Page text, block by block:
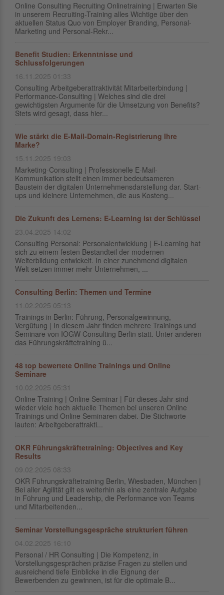
Online Consulting Recruiting Onlinetraining | Erwarten Sie
in unserem Recruiting-Training alles Wichtige über den
aktuellen Status Quo von Employer Branding, Personal-
Marketing und Personal-Rekr...
Benefit Studien: Erkenntnisse und
Schlussfolgerungen
16.11.2025 01:33
Consulting Arbeitgeberattraktivität Mitarbeiterbindung |
Performance-Consulting | Welches sind die drei
gewichtigsten Argumente für die Umsetzung von Benefits?
Stets wird gesagt, dass hier...
Wie stärkt die E-Mail-Domain-Registrierung Ihre
Marke?
15.11.2025 19:03
Marketing-Consulting | Professionelle E-Mail-
Kommunikation stellt einen immer bedeutsameren
Baustein der digitalen Unternehmensdarstellung dar. Start-
ups und kleinere Unternehmen, die aus Kosteng...
Die Zukunft des Lernens: E-Learning ist der Schlüssel
23.04.2025 14:02
Consulting Personal: Personalentwicklung | E-Learning hat
sich zu einem festen Bestandteil der modernen
Weiterbildung entwickelt. In einer zunehmend digitalen
Welt setzen immer mehr Unternehmen, ...
Consulting Berlin: Themen und Termine
11.02.2025 05:13
Trainings in Berlin: Führung, Personalgewinnung,
Vergütung | In diesem Jahr finden mehrere Trainings und
Seminare von IOGW Consulting Berlin statt. Unter anderen
das Führungskräftetraining ü...
48 top bewertete Online Trainings und Online
Seminare
10.02.2025 05:31
Online Training | Online Seminar | Für dieses Jahr sind
wieder viele hoch aktuelle Themen bei unseren Online
Trainings und Online Seminaren dabei. Die Stichworte
lauten: Arbeitgeberattrakti...
OKR Führungskräftetraining: Objectives and Key
Results
09.02.2025 08:33
OKR Führungskräftetraining Berlin, Wiesbaden, München |
Bei aller Agilität gilt es weiterhin als eine zentrale Aufgabe
in Führung und Leadership, die Performance von Teams
und Mitarbeitenden...
Seminar Vorstellungsgespräche strukturiert führen
04.02.2025 16:10
Personal / HR Consulting | Die Kompetenz, in
Vorstellungsgesprächen präzise Fragen zu stellen und
ausreichend tiefe Einblicke in die Eignung der
Bewerbenden zu gewinnen, ist für die optimale B...